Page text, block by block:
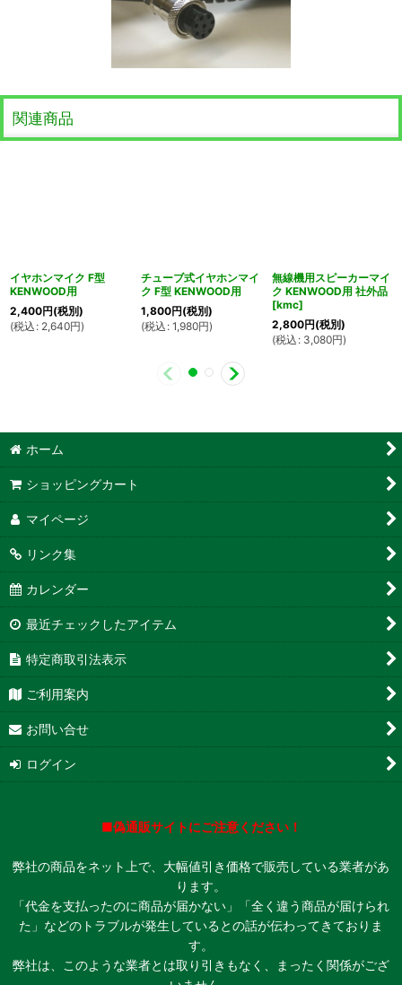
関連商品
イヤホンマイク F型
KENWOOD用
2,400円(税別)
(税込 : 2,640円)
チューブ式イヤホンマイ
ク F型 KENWOOD用
1,800円(税別)
(税込 : 1,980円)
無線機用スピーカーマイ
ク KENWOOD用 社外品
[kmc]
2,800円(税別)
(税込 : 3,080円)
ホーム
ショッピングカート
マイページ
リンク集
カレンダー
最近チェックしたアイテム
特定商取引法表示
ご利用案内
お問い合せ
ログイン
■偽通販サイトにご注意ください！
弊社の商品をネット上で、大幅値引き価格で販売している業者があ
ります。
「代金を支払ったのに商品が届かない」「全く違う商品が届けられ
た」などのトラブルが発生しているとの話が伝わってきておりま
す。
弊社は、このような業者とは取り引きもなく、まったく関係がござ